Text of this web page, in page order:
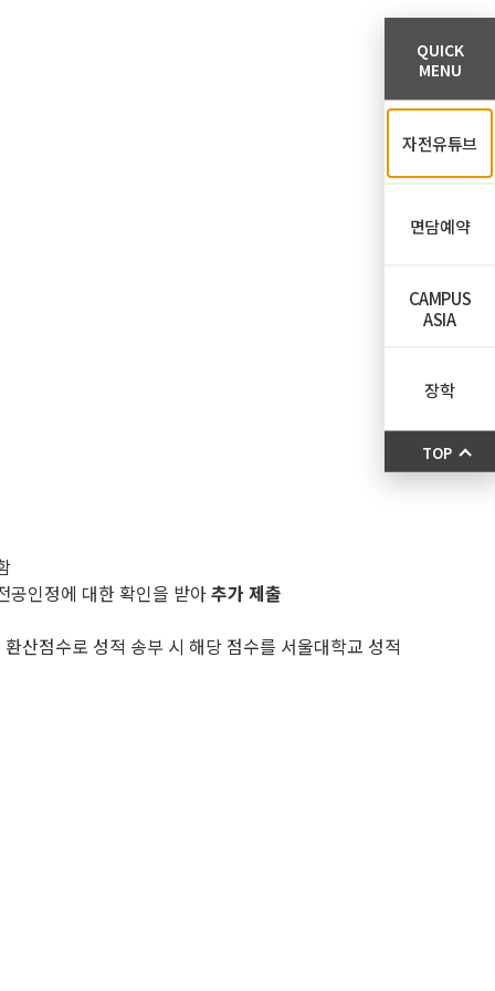
공인정에 대한 확인을 받아추가 제출
산점수로 성적 송부 시 해당 점수를 서울대학교 성적
QUICK
MENU
자전유튜브
면담예약
CAMPUS
ASIA
장학
TOP